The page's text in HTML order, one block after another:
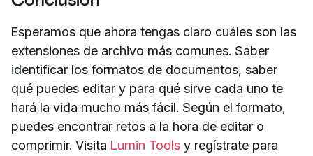
Esperamos que ahora tengas claro cuáles son las
extensiones de archivo más comunes. Saber
identificar los formatos de documentos, saber
qué puedes editar y para qué sirve cada uno te
hará la vida mucho más fácil. Según el formato,
puedes encontrar retos a la hora de editar o
comprimir. Visita Lumin Tools y regístrate para